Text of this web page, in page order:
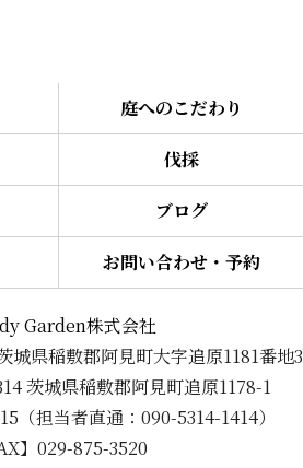
庭へのこだわり
伐採
ブログ
お問い合わせ・予約
Garden株式会社
城県稲敷郡阿見町大字追原1181番地3
茨城県稲敷郡阿見町追原1178-1
（担当者直通：090-5314-1414）
】029-875-3520